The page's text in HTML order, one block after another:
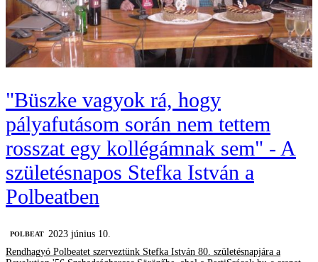
"Büszke vagyok rá, hogy
pályafutásom során nem tettem
rosszat egy kollégámnak sem" - A
születésnapos Stefka István a
Polbeatben
‎POLBEAT 2023 június 10.
Rendhagyó Polbeatet szerveztünk Stefka István 80. születésnapjára a